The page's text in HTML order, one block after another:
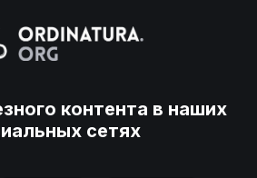
контента в наших
сетях